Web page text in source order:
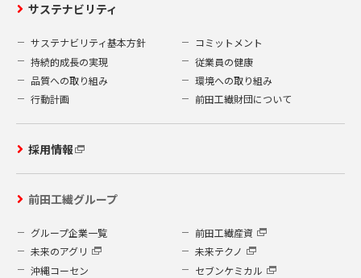
サステナビリティ
サステナビリティ基本方針
コミットメント
持続的成長の実現
従業員の健康
品質への取り組み
環境への取り組み
行動計画
前田工繊財団について
採用情報
前田工繊グループ
グループ企業一覧
前田工繊産資
未来のアグリ
未来テクノ
沖縄コーセン
セブンケミカル